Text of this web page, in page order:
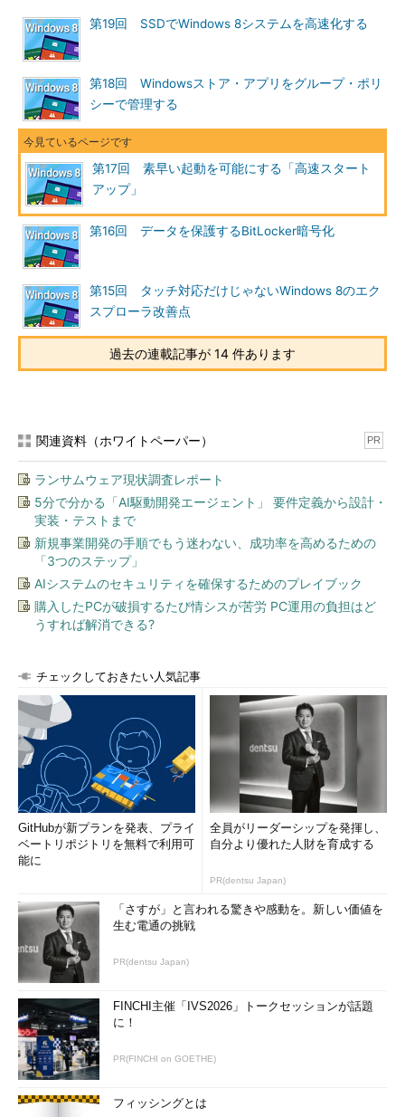
リックする。
高速スタートアップを確認する
高速スタートアップが有効かどうかを確認するには、コント
（1）この2つのうちのいずれかをクリックする。
次に「電源オプション」画面の左側にあるメニューから、上側
の2つのいずれかのリンクをクリックする。
高速スタートアップの設定確認
高速スタートアップ機能が有効なシステムならば、
表示されている。高速スタートアップが利用できないシステ
ムの場合は、この項目自体が表示されていない。システムに
よっては、「スリープ」や「休止状態」の項目も表示されて
いないことがある。
（1）高速スタートアップ機能が利用可能なシステムの場
合は、このように項目が表示され、デフォルトではチェック
ボックスがオンになっているはずである。
（2）
設定を変更したい場合は、一度このリンクをクリッ
クしてから、設定を変更する。
「シャットダウン設定」グループの中に、上の画面のように
「高速スタートアップを有効にする（推奨）」という項目があれ
ば、このシステムでは高速スタートアップ機能が利用できる。こ
は、画面上部にある［現在利用可能ではない設定を変更します］
のリンクをクリックしてから、チェックボックスをオン／オフし
て変更すればよい。
次の画面のように、「高速スタートアップを有効にする（推
奨）」という項目がなければ、高速スタートアップは利用できな
第19回 SSDでWindows 8システムを高速化する
第18回 Windowsストア・アプリをグループ・ポリ
シーで管理する
第17回 素早い起動を可能にする「高速スタート
アップ」
第16回 データを保護するBitLocker暗号化
第15回 タッチ対応だけじゃないWindows 8のエク
スプローラ改善点
過去の連載記事が 14 件あります
関連資料（ホワイトペーパー） PR
ランサムウェア現状調査レポート
5分で分かる「AI駆動開発エージェント」 要件定義から設計・
実装・テストまで
新規事業開発の手順でもう迷わない、成功率を高めるための
「3つのステップ」
AIシステムのセキュリティを確保するためのプレイブック
購入したPCが破損するたび情シスが苦労 PC運用の負担はど
うすれば解消できる?
チェックしておきたい人気記事
GitHubが新プランを発表、プライ
ベートリポジトリを無料で利用可
能に
全員がリーダーシップを発揮し、
自分より優れた人財を育成する
PR(dentsu Japan)
「さすが」と言われる驚きや感動を。新しい価値を
生む電通の挑戦
PR(dentsu Japan)
FINCHI主催「IVS2026」トークセッションが話題
に！
PR(FINCHI on GOETHE)
フィッシングとは